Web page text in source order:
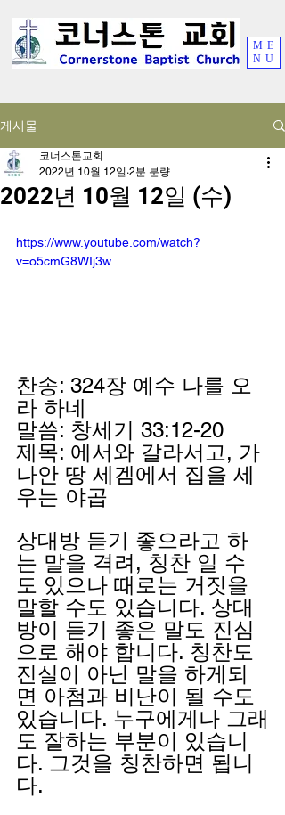
ME
NU
게시물
2022년 10월 12일 (수)
코너스톤교회
2022년 10월 12일 2분 분량
https://www.youtube.com/watch?
v=o5cmG8WIj3w
찬송: 324장 예수 나를 오
라 하네
말씀: 창세기 33:12-20
제목: 에서와 갈라서고, 가
나안 땅 세겜에서 집을 세
우는 야곱
상대방 듣기 좋으라고 하
는 말을 격려, 칭찬 일 수
도 있으나 때로는 거짓을
말할 수도 있습니다. 상대
방이 듣기 좋은 말도 진심
으로 해야 합니다. 칭찬도
진실이 아닌 말을 하게되
면 아첨과 비난이 될 수도
있습니다. 누구에게나 그래
도 잘하는 부분이 있습니
다. 그것을 칭찬하면 됩니
다.